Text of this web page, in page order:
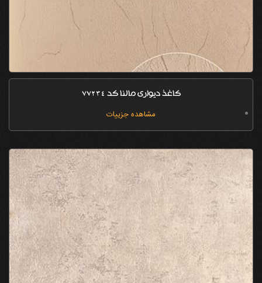
کاغذ دیواری مالنا کد 77234
مشاهده جزییات